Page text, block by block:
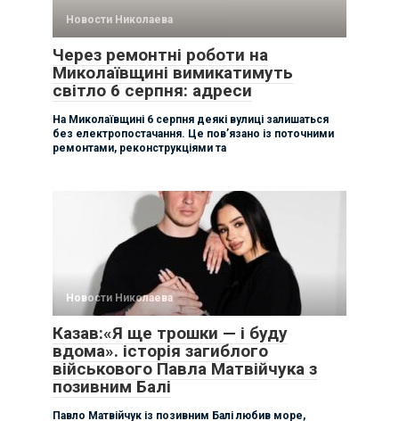
Новости Николаева
Через ремонтні роботи на
Миколаївщині вимикатимуть
світло 6 серпня: адреси
На Миколаївщині 6 серпня деякі вулиці залишаться
без електропостачання. Це пов’язано із поточними
ремонтами, реконструкціями та
Новости Николаева
Казав:«Я ще трошки — і буду
вдома». історія загиблого
військового Павла Матвійчука з
позивним Балі
Павло Матвійчук із позивним Балі любив море,